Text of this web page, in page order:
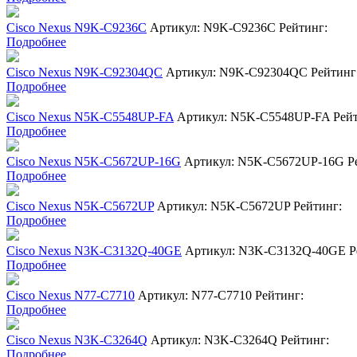
Cisco Nexus N9K-C9236C Артикул: N9K-C9236C Рейтинг:
Подробнее
Cisco Nexus N9K-C92304QC Артикул: N9K-C92304QC
Подробнее
Cisco Nexus N5K-C5548UP-FA Артикул: N5K-C5548UP-FA
Подробнее
Cisco Nexus N5K-C5672UP-16G Артикул: N5K-C5672UP-16G
Подробнее
Cisco Nexus N5K-C5672UP Артикул: N5K-C5672UP Рейтинг:
Подробнее
Cisco Nexus N3K-C3132Q-40GE Артикул: N3K-C3132Q-40GE
Подробнее
Cisco Nexus N77-C7710 Артикул: N77-C7710 Рейтинг:
Подробнее
Cisco Nexus N3K-C3264Q Артикул: N3K-C3264Q Рейтинг: